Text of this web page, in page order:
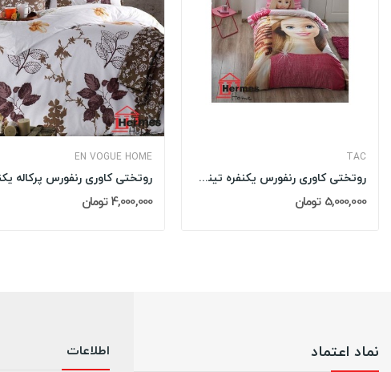
EN VOGUE HOME
4,000,000 تومان
TAC
روتختی کاوری رنفورس یکنفره تینیجر تاچ TAC مدل:...
5,000,000 تومان
نماد اعتماد اطلاعات